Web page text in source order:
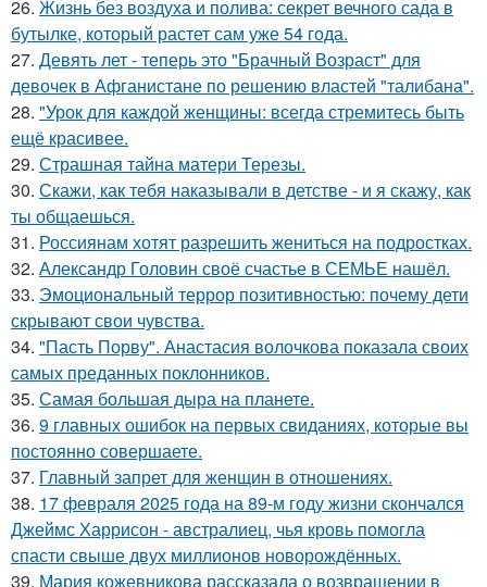
26. Жизнь без воздуха и полива: секрет вечного сада в
бутылке, который растет сам уже 54 года.
27. Девять лет - теперь это "Брачный Возраст" для
девочек в Афганистане по решению властей "талибана".
28. "Урок для каждой женщины: всегда стремитесь быть
ещё красивее.
29. Страшная тайна матери Терезы.
30. Скажи, как тебя наказывали в детстве - и я скажу, как
ты общаешься.
31. Россиянам хотят разрешить жениться на подростках.
32. Александр Головин своё счастье в СЕМЬЕ нашёл.
33. Эмоциональный террор позитивностью: почему дети
скрывают свои чувства.
34. "Пасть Порву". Анастасия волочкова показала своих
самых преданных поклонников.
35. Самая большая дыра на планете.
36. 9 главных ошибок на первых свиданиях, которые вы
постоянно совершаете.
37. Главный запрет для женщин в отношениях.
38. 17 февраля 2025 года на 89-м году жизни скончался
Джеймс Харрисон - австралиец, чья кровь помогла
спасти свыше двух миллионов новорождённых.
39. Мария кожевникова рассказала о возвращении в